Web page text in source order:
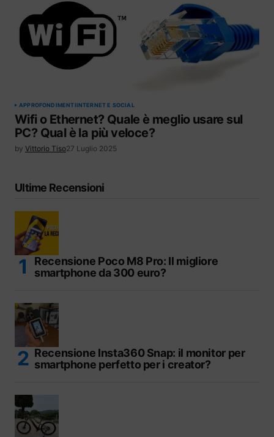
APPROFONDIMENTIINTERNET E SOCIAL
Wifi o Ethernet? Quale è meglio usare sul
PC? Qual è la più veloce?
by Vittorio Tiso27 Luglio 2025
Ultime Recensioni
Recensione Poco M8 Pro: Il migliore
smartphone da 300 euro?
Recensione Insta360 Snap: il monitor per
smartphone perfetto per i creator?